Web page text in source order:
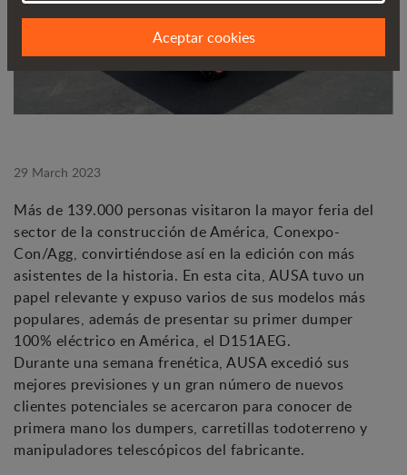
29 March 2023
Más de 139.000 personas visitaron la mayor feria del
sector de la construcción de América, Conexpo-
Con/Agg, convirtiéndose así en la edición con más
asistentes de la historia. En esta cita, AUSA tuvo un
papel relevante y expuso varios de sus modelos más
populares, además de presentar su primer dumper
100% eléctrico en América, el D151AEG.
Durante una semana frenética, AUSA excedió sus
mejores previsiones y un gran número de nuevos
clientes potenciales se acercaron para conocer de
primera mano los dumpers, carretillas todoterreno y
manipuladores telescópicos del fabricante.
Aceptar cookies